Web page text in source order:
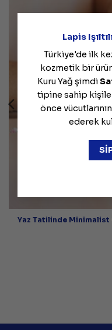
Lapis
Türkiye'de ilk
kozmetik bir
Kuru Yağ şimdi
tipine sahip
önce
ederek
Yaz Tatilinde Minimalist